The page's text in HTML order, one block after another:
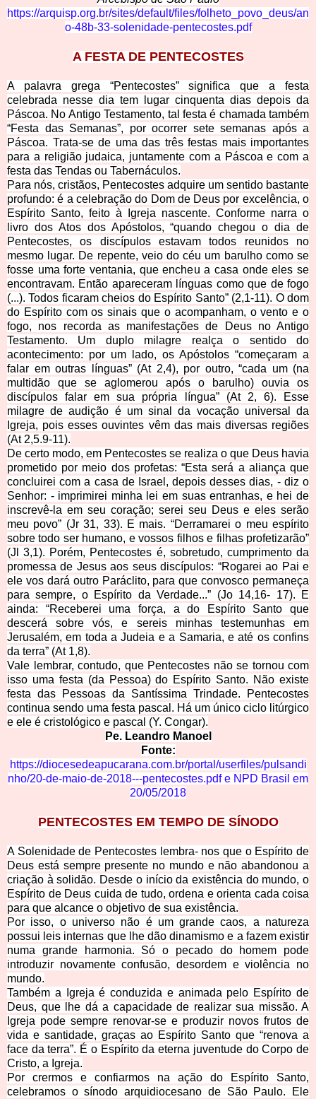
https://arquisp.org.br/sites/default/files/folheto_povo_deus/an
o-48b-33-solenidade-pentecostes.pdf
A FESTADE PENTECOSTES
A palavra grega “Pentecostes” significa que a festa
celebrada nesse dia tem lugar cinquenta dias depois da
Páscoa. No Antigo Testamento, tal festa é chamada também
“Festa das Semanas”, porocorrer sete semanas após a
Páscoa. Trata-se de uma das três festas mais importantes
para a religião judaica, juntamente com a Páscoa e com a
festa das Tendas ou Tabernáculos.
Para nós, cristãos, Pentecostes adquire um sentido bastante
profundo: é a celebração do Dom de Deus por excelência, o
Espírito Santo, feito à Igreja nascente. Conforme narra o
livro dos Atos dos Apóstolos, “quando chegou o dia de
Pentecostes, os discípulos estavam todos reunidos no
mesmo lugar. De repente, veio do céu um barulho como se
fosse uma forte ventania, que encheu a casa onde eles se
encontravam. Então apareceram línguas como que de fogo
(...). Todos ficaram cheios do Espírito Santo” (2,1-11). O dom
do Espírito com os sinais que o acompanham, o vento e o
fogo, nos recorda as manifestações de Deus no Antigo
Testamento. Um duplo milagre realça o sentido do
acontecimento: por um lado, os Apóstolos “começaram a
falar em outras línguas” (At 2,4), por outro, “cada um (na
multidão que se aglomerou após o barulho) ouvia os
discípulos falar em sua própria língua” (At 2, 6). Esse
milagre de audição é um sinal da vocação universal da
Igreja, pois esses ouvintes vêm das mais diversas regiões
(At 2,5.9-11).
De certo modo, em Pentecostes se realiza o que Deus havia
prometido por meio dos profetas: “Esta será a aliança que
concluirei com a casa de Israel, depois desses dias, - diz o
Senhor: - imprimirei minha lei em suas entranhas, e hei de
inscrevê-la em seu coração; serei seu Deus e eles serão
meu povo” (Jr 31, 33). E mais. “Derramarei o meu espírito
sobre todo ser humano, e vossos filhos e filhas profetizarão”
(Jl 3,1). Porém, Pentecostes é, sobretudo, cumprimento da
promessa de Jesus aos seus discípulos: “Rogarei ao Pai e
ele vos dará outro Paráclito, para que convosco permaneça
para sempre, o Espírito da Verdade...” (Jo 14,16- 17). E
ainda: “Receberei uma força, a do Espírito Santo que
descerá sobre vós, e sereis minhas testemunhas em
Jerusalém, em toda a Judeia e a Samaria, e até os confins
da terra” (At 1,8).
Vale lembrar, contudo, que Pentecostes não se tornou com
isso uma festa (da Pessoa) do Espírito Santo. Não existe
festa das Pessoas da Santíssima Trindade. Pentecostes
continua sendo uma festa pascal. Há um único ciclo litúrgico
e ele é cristológico e pascal (Y. Congar).
Pe. Leandro Manoel
Fonte:
https://diocesedeapucarana.com.br/portal/userfiles/pulsandi
nho/20-de-maio-de-2018---pentecostes.pdf e NPD Brasil em
20/05/2018
PENTECOSTES EM TEMPO DE SÍNODO
A Solenidade de Pentecostes lembra- nos que o Espírito de
Deus está sempre presente no mundo e não abandonou a
criação à solidão. Desde o início da existência do mundo, o
Espírito de Deus cuida de tudo, ordena e orienta cada coisa
para que alcance o objetivo de sua existência.
Por isso, o universo não é um grande caos, a natureza
possui leis internas que lhe dão dinamismo e a fazem existir
numa grande harmonia. Só o pecado do homem pode
introduzir novamente confusão, desordem e violência no
mundo.
Também a Igreja é conduzida e animada pelo Espírito de
Deus, que lhe dá a capacidade de realizar sua missão. A
Igreja pode sempre renovar-se e produzir novos frutos de
vida e santidade, graças ao Espírito Santo que “renova a
face da terra”. É o Espírito da eterna juventude do Corpo de
Cristo, a Igreja.
Por crermos e confiarmos na ação do Espírito Santo,
celebramos o sínodo arquidiocesano de São Paulo. Ele